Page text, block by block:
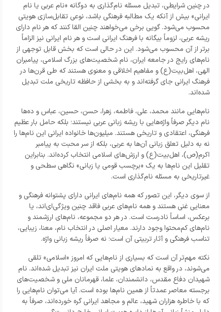
در چنین شرایطی، تبدیل مسئله نام‌گذاری به دوگانه «نام عربی یا نام
ایرانی» بیش از آنکه یک مطالبه فرهنگی باشد، نوعی تقابل‌سازی هویتی
محسوب می‌شود. گویی برخی می‌خواهند چنین القا کنند که هر نام دارای
ریشه عربی، لزوماً بیگانه با فرهنگ ایرانی است و هر نام ایرانی نیز الزاماً
برتر از آن محسوب می‌شود. این در حالی است که بخش قابل توجهی از
نام‌های رایج در جامعه ایران، نام شخصیت‌های بزرگ اسلامی، پیامبران
الهی، اهل‌بیت(ع) و مفاهیم اخلاقی و معنوی هستند که طی قرن‌ها در
فرهنگ ایرانی جای گرفته‌اند و به بخشی از حافظه تاریخی ملت تبدیل
شده‌اند.
نام‌هایی مانند محمد، علی، فاطمه، زهرا، حسن، حسین، عباس و ده‌ها
نام دیگر صرفاً واژه‌هایی با ریشه زبانی عربی نیستند؛ بلکه حامل بار عظیم
فرهنگی، اعتقادی و تاریخی هستند. میلیون‌ها خانواده ایرانی این نام‌ها را
نه به دلیل تعلق زبانی آن‌ها به عربی، بلکه از سر محبت به پیامبر
اکرم(ص)، اهل‌بیت(ع) و ارزش‌های اسلامی انتخاب کرده‌اند. بنابراین
تقلیل این نام‌ها به یک «برچسب قومی یا زبانی» نگاهی سطحی و
غیرتاریخی به مسئله نام‌گذاری است.
از سوی دیگر، این تصور که همه نام‌های ایرانی دارای پشتوانه فرهنگی و
معنایی غنی هستند و همه نام‌های عربی فاقد چنین ویژگی‌ای‌اند، یا
برعکس، اساساً نادرست است. در هر دو مجموعه، نام‌های ارزشمند و
نام‌های کم‌محتوا وجود دارند. معیار اصلی در انتخاب نام، معنا، زیبایی،
تناسب فرهنگی و آثار تربیتی آن است؛ نه صرفاً ریشه زبانی واژه.
نکته مهم‌تر آن است که بسیاری از نام‌هایی که امروز «اسلامی» تلقی
می‌شوند، در واقع به نمادهای هویتی ملت ایران نیز تبدیل شده‌اند. نام
شهیدان دفاع مقدس، دانشمندان، علما، قهرمانان ملی و شخصیت‌های
برجسته معاصر عمدتاً از همین نام‌ها بوده است. آیا می‌توان نام‌هایی را
که با خاطره هزاران شهید، عالم و مجاهد ایرانی گره خورده‌اند، صرفاً به